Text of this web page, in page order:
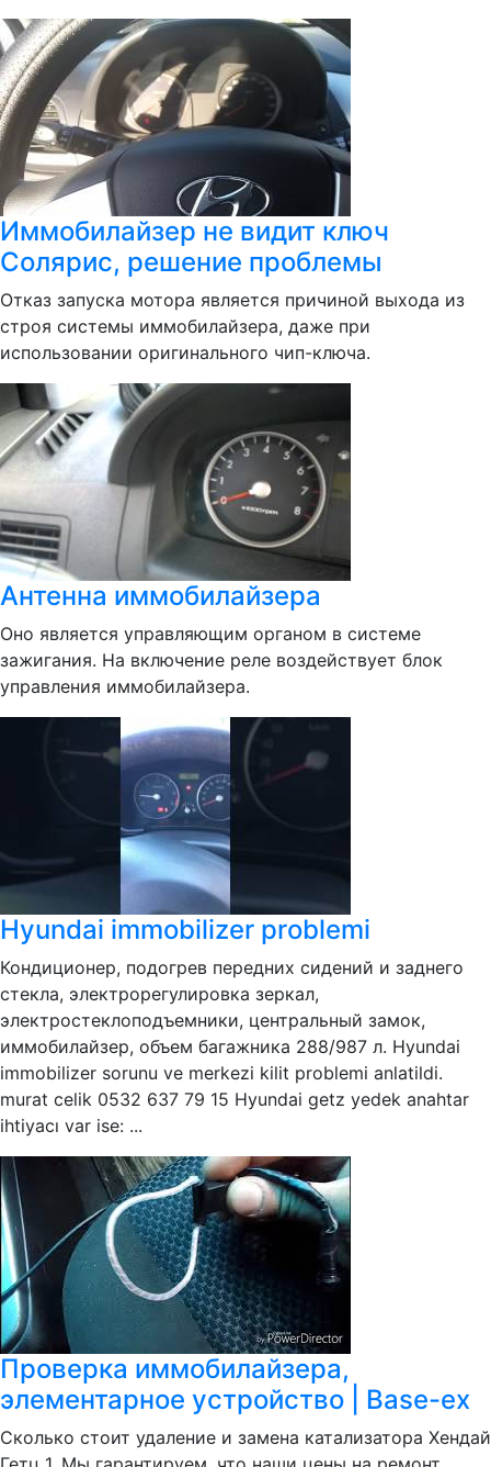
Иммобилайзер не видит ключ
Солярис, решение проблемы
Отказ запуска мотора является причиной выхода из
строя системы иммобилайзера, даже при
использовании оригинального чип-ключа.
Антенна иммобилайзера
Оно является управляющим органом в системе
зажигания. На включение реле воздействует блок
управления иммобилайзера.
Hyundai immobilizer problemi
Кондиционер, подогрев передних сидений и заднего
стекла, электрорегулировка зеркал,
электростеклоподъемники, центральный замок,
иммобилайзер, объем багажника 288/987 л. Hyundai
immobilizer sorunu ve merkezi kilit problemi anlatildi.
murat celik 0532 637 79 15 Hyundai getz yedek anahtar
ihtiyacı var ise: ...
Проверка иммобилайзера,
элементарное устройство | Base-ex
Сколько стоит удаление и замена катализатора Хендай